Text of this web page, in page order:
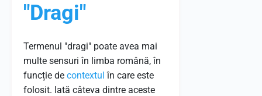
"Dragi"
Termenul "dragi" poate avea mai
multe sensuri în limba română, în
funcție de contextul în care este
folosit. Iată câteva dintre aceste